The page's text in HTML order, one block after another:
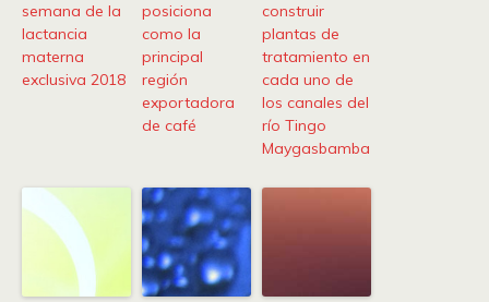
semana de la
lactancia
materna
exclusiva 2018
posiciona
como la
principal
región
exportadora
de café
construir
plantas de
tratamiento en
cada uno de
los canales del
río Tingo
Maygasbamba